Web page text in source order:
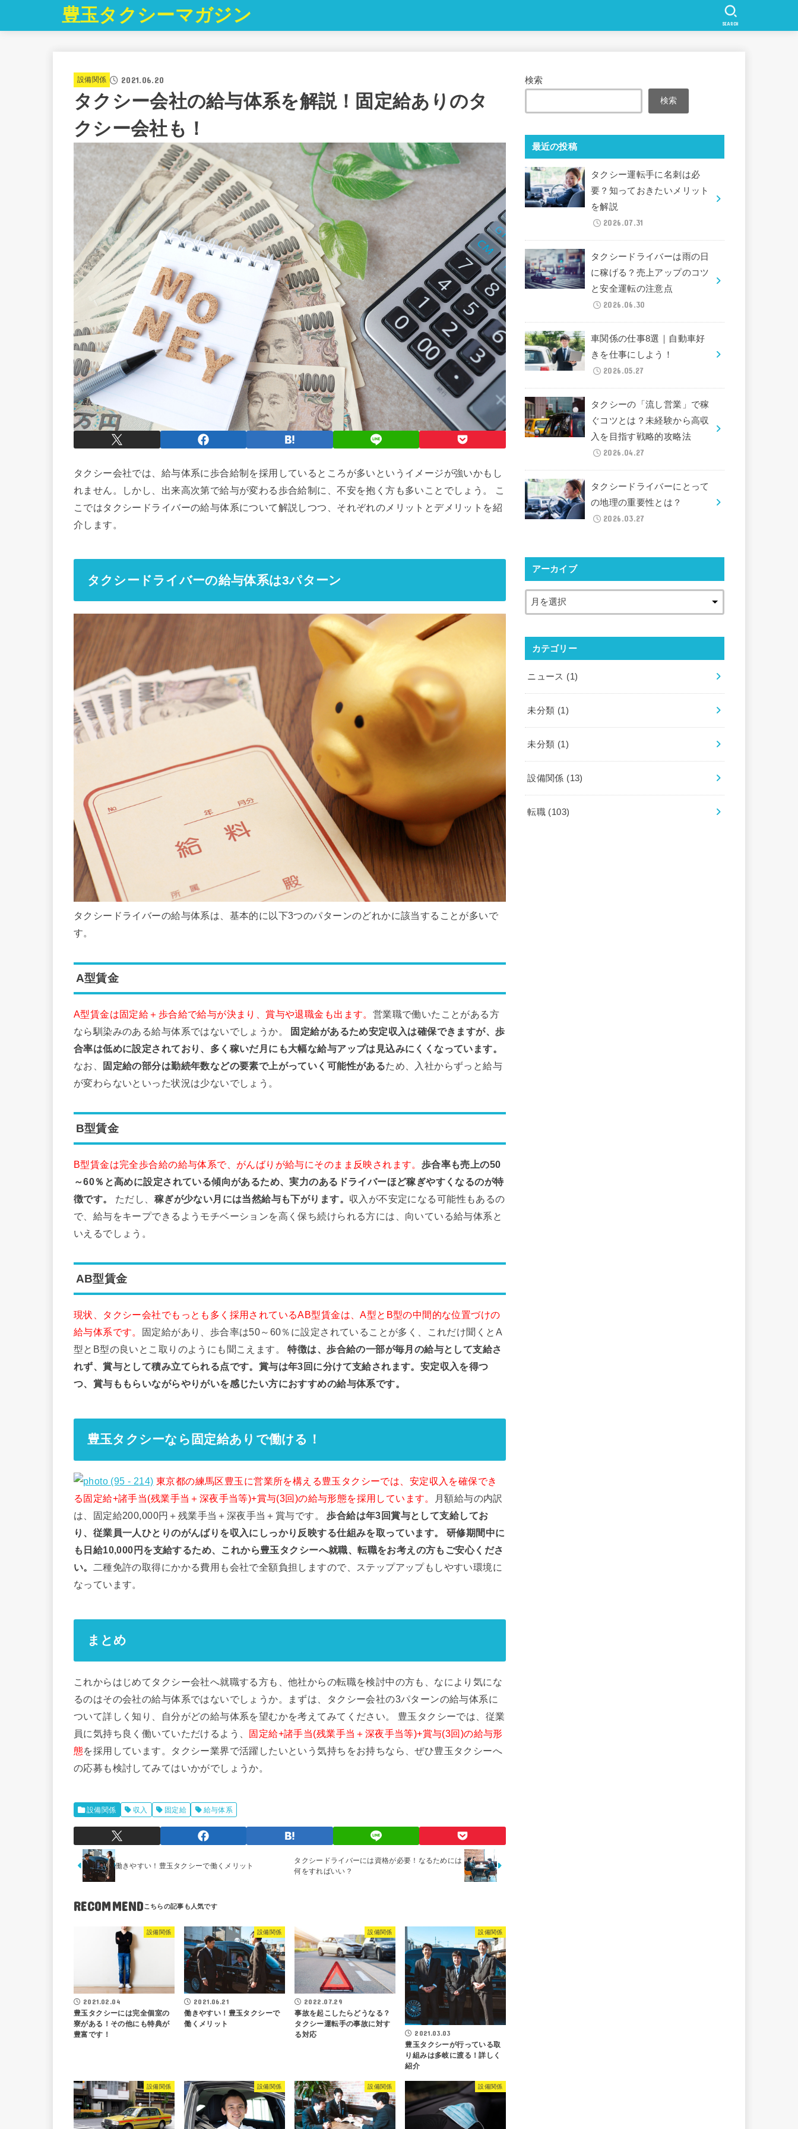
豊玉タクシーマガジン SEARCH
設備関係 2021.06.20
タクシー会社の給与体系を解説！固定給ありのタ
クシー会社も！
タクシー会社では、給与体系に歩合給制を採用しているところが多いというイメージが強いかもし
れません。しかし、出来高次第で給与が変わる歩合給制に、不安を抱く方も多いことでしょう。 こ
こではタクシードライバーの給与体系について解説しつつ、それぞれのメリットとデメリットを紹
介します。
タクシードライバーの給与体系は3パターン
タクシードライバーの給与体系は、基本的に以下3つのパターンのどれかに該当することが多いで
す。
A型賃金
A型賃金は固定給＋歩合給で給与が決まり、賞与や退職金も出ます。 営業職で働いたことがある方
なら馴染みのある給与体系ではないでしょうか。
固定給があるため安定収入は確保できますが、歩
合率は低めに設定されており、多く稼いだ月にも大幅な給与アップは見込みにくくなっています。
なお、
固定給の部分は勤続年数などの要素で上がっていく可能性があるため、入社からずっと給与
が変わらないといった状況は少ないでしょう。
B型賃金
B型賃金は完全歩合給の給与体系で、がんばりが給与にそのまま反映されます。 歩合率も売上の50
～60％と高めに設定されている傾向があるため、実力のあるドライバーほど稼ぎやすくなるのが特
徴です。
ただし、 稼ぎが少ない月には当然給与も下がります。 収入が不安定になる可能性もあるの
で、給与をキープできるようモチベーションを高く保ち続けられる方には、向いている給与体系と
いえるでしょう。
AB型賃金
現状、タクシー会社でもっとも多く採用されているAB型賃金は、A型とB型の中間的な位置づけの
給与体系です。
固定給があり、歩合率は50～60％に設定されていることが多く、これだけ聞くとA
型とB型の良いとこ取りのようにも聞こえます。特徴は、歩合給の一部が毎月の給与として支給さ
れず、賞与として積み立てられる点です。賞与は年3回に分けて支給されます。安定収入を得つ
つ、賞与ももらいながらやりがいを感じたい方におすすめの給与体系です。
豊玉タクシーなら固定給ありで働ける！
東京都の練馬区豊玉に営業所を構える豊玉タクシーでは、安定収入を確保でき
る固定給+諸手当(残業手当＋深夜手当等)+賞与(3回)の給与形態を採用しています。
月額給与の内訳
は、固定給200,000円＋残業手当＋深夜手当＋賞与です。歩合給は年3回賞与として支給してお
り、従業員一人ひとりのがんばりを収入にしっかり反映する仕組みを取っています。
研修期間中に
も日給10,000円を支給するため、これから豊玉タクシーへ就職、転職をお考えの方もご安心くださ
い。
二種免許の取得にかかる費用も会社で全額負担しますので、ステップアップもしやすい環境に
なっています。
まとめ
これからはじめてタクシー会社へ就職する方も、他社からの転職を検討中の方も、なにより気にな
るのはその会社の給与体系ではないでしょうか。まずは、タクシー会社の3パターンの給与体系に
ついて詳しく知り、自分がどの給与体系を望むかを考えてみてください。 豊玉タクシーでは、従業
員に気持ち良く働いていただけるよう、 固定給+諸手当(残業手当＋深夜手当等)+賞与(3回)の給与形
態を採用しています。タクシー業界で活躍したいという気持ちをお持ちなら、ぜひ豊玉タクシーへ
の応募も検討してみてはいかがでしょうか。
設備関係 収入 固定給 給与体系
働きやすい！豊玉タクシーで働くメリット
タクシードライバーには資格が必要！なるためには
何をすればいい？
RECOMMEND
設備関係
2021.02.04
豊玉タクシーには完全個室の
寮がある！その他にも特典が
豊富です！
設備関係
2021.06.21
働きやすい！豊玉タクシーで
働くメリット
設備関係
2022.07.29
事故を起こしたらどうなる？
タクシー運転手の事故に対す
る対応
設備関係
2021.03.03
豊玉タクシーが行っている取
り組みは多岐に渡る！詳しく
紹介
設備関係 設備関係 設備関係 設備関係
検索
検索
最近の投稿
タクシー運転手に名刺は必
要？知っておきたいメリット
を解説
2026.07.31
タクシードライバーは雨の日
に稼げる？売上アップのコツ
と安全運転の注意点
2026.06.30
車関係の仕事8選｜自動車好
きを仕事にしよう！
2026.05.27
タクシーの「流し営業」で稼
ぐコツとは？未経験から高収
入を目指す戦略的攻略法
2026.04.27
タクシードライバーにとって
の地理の重要性とは？
2026.03.27
アーカイブ
カテゴリー
ニュース (1)
未分類 (1)
未分類 (1)
設備関係 (13)
転職 (103)